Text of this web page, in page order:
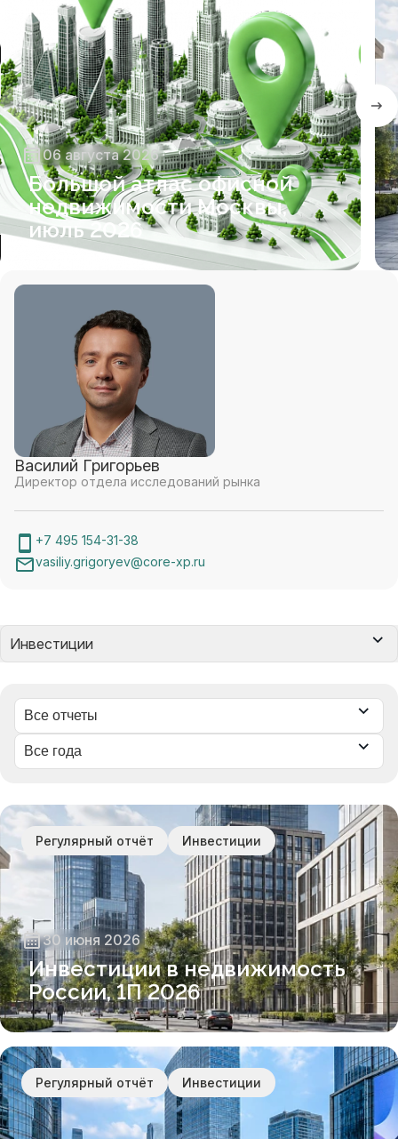
06 августа 2026
Большой атлас офисной
недвижимости Москвы,
июль 2026
Василий Григорьев
Директор отдела исследований рынка
+7 495 154-31-38
vasiliy.grigoryev@core-xp.ru
Регулярный отчёт Инвестиции
30 июня 2026
Инвестиции в недвижимость
России, 1П 2026
Регулярный отчёт Инвестиции